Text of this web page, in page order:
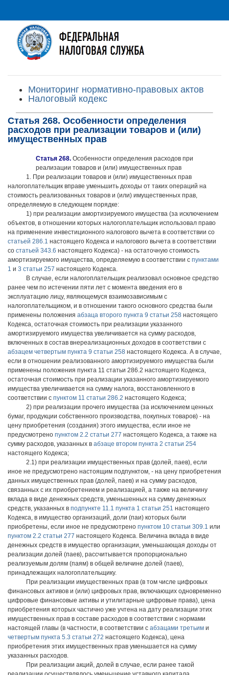
Мониторинг нормативно-правовых актов
Налоговый кодекс
Статья 268. Особенности определения
расходов при реализации товаров и (или)
имущественных прав
Статья 268. Особенности определения расходов при
реализации товаров и (или) имущественных прав
1. При реализации товаров и (или) имущественных прав
налогоплательщик вправе уменьшить доходы от таких операций на
стоимость реализованных товаров и (или) имущественных прав,
определяемую в следующем порядке:
1) при реализации амортизируемого имущества (за исключением
объектов, в отношении которых налогоплательщик использовал право
на применение инвестиционного налогового вычета в соответствии со
статьей 286.1 настоящего Кодекса и налогового вычета в соответствии
со статьей 343.6 настоящего Кодекса) - на остаточную стоимость
амортизируемого имущества, определяемую в соответствии с пунктами
1 и 3 статьи 257 настоящего Кодекса.
В случае, если налогоплательщик реализовал основное средство
ранее чем по истечении пяти лет с момента введения его в
эксплуатацию лицу, являющемуся взаимозависимым с
налогоплательщиком, и в отношении такого основного средства были
применены положения абзаца второго пункта 9 статьи 258 настоящего
Кодекса, остаточная стоимость при реализации указанного
амортизируемого имущества увеличивается на сумму расходов,
включенных в состав внереализационных доходов в соответствии с
абзацем четвертым пункта 9 статьи 258 настоящего Кодекса. А в случае,
если в отношении реализованного амортизируемого имущества были
применены положения пункта 11 статьи 286.2 настоящего Кодекса,
остаточная стоимость при реализации указанного амортизируемого
имущества увеличивается на сумму налога, восстановленного в
соответствии с пунктом 11 статьи 286.2 настоящего Кодекса;
2) при реализации прочего имущества (за исключением ценных
бумаг, продукции собственного производства, покупных товаров) - на
цену приобретения (создания) этого имущества, если иное не
предусмотрено пунктом 2.2 статьи 277 настоящего Кодекса, а также на
сумму расходов, указанных в абзаце втором пункта 2 статьи 254
настоящего Кодекса;
2.1) при реализации имущественных прав (долей, паев), если
иное не предусмотрено настоящим подпунктом, - на цену приобретения
данных имущественных прав (долей, паев) и на сумму расходов,
связанных с их приобретением и реализацией, а также на величину
вклада в виде денежных средств, уменьшенных на сумму денежных
средств, указанных в подпункте 11.1 пункта 1 статьи 251 настоящего
Кодекса, в имущество организаций, доли (паи) которых были
приобретены, если иное не предусмотрено пунктом 10 статьи 309.1 или
пунктом 2.2 статьи 277 настоящего Кодекса. Величина вклада в виде
денежных средств в имущество организации, уменьшающая доходы от
реализации долей (паев), рассчитывается пропорционально
реализуемым долям (паям) в общей величине долей (паев),
принадлежащих налогоплательщику.
При реализации имущественных прав (в том числе цифровых
финансовых активов и (или) цифровых прав, включающих одновременно
цифровые финансовые активы и утилитарные цифровые права), цена
приобретения которых частично уже учтена на дату реализации этих
имущественных прав в составе расходов в соответствии с нормами
настоящей главы (в частности, в соответствии с абзацами третьим и
четвертым пункта 5.3 статьи 272 настоящего Кодекса), цена
приобретения этих имущественных прав уменьшается на сумму
указанных расходов.
При реализации акций, долей в случае, если ранее такой